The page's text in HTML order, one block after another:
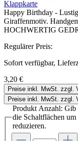
Klappkarte
Happy Birthday -
Giraffenmotiv.
HOCHWERTIG
Regulärer Preis:
Sofort verfügbar,
3,20 €
Preise inkl. MwSt. zzgl.
Preise inkl. MwSt. zzgl.
Produkt Anzahl: Gib
die Schaltflächen
reduzieren.